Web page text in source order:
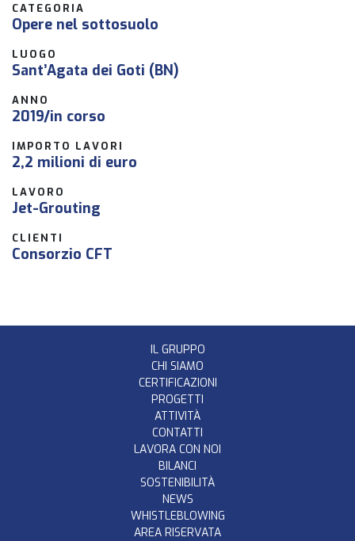
CATEGORIA
Opere nel sottosuolo
LUOGO
Sant’Agata dei Goti (BN)
ANNO
2019/in corso
IMPORTO LAVORI
2,2 milioni di euro
LAVORO
Jet-Grouting
CLIENTI
Consorzio CFT
IL GRUPPO
CHI SIAMO
CERTIFICAZIONI
PROGETTI
ATTIVITÀ
CONTATTI
LAVORA CON NOI
BILANCI
SOSTENIBILITÀ
NEWS
WHISTLEBLOWING
AREA RISERVATA